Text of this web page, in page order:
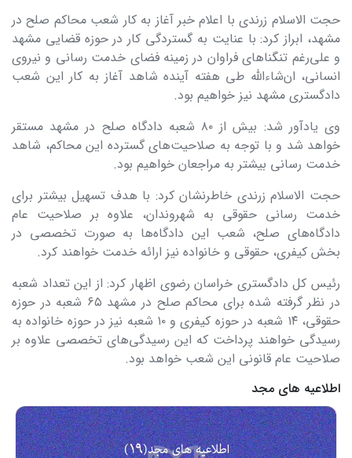
حجت الاسلام زرندی با اعلام خبر آغاز به کار شعب محاکم صلح در
مشهد، ابراز کرد: با عنایت به گستردگی کار در حوزه قضایی مشهد
و علی‌رغم تنگناهای فراوان در زمینه فضای خدمت رسانی و نیروی
انسانی، ان‌شاءالله طی هفته آینده شاهد آغاز به کار این شعب
دادگستری مشهد نیز خواهیم بود.
وی یادآور شد: بیش از ۸۰ شعبه دادگاه صلح در مشهد مستقر
خواهد شد و با توجه به صلاحیت‌های گسترده این محاکم، شاهد
خدمت رسانی بیشتر به مراجعان خواهیم بود.
حجت الاسلام زرندی خاطرنشان کرد: با هدف تسهیل بیشتر برای
خدمت رسانی حقوقی به شهروندان، علاوه بر صلاحیت عام
دادگاه‌های صلح، شعب این دادگاه‌ها به صورت تخصصی در
بخش کیفری، حقوقی و خانواده نیز ارائه خدمت خواهند کرد.
رئیس کل دادگستری خراسان رضوی اظهار کرد: از این تعداد شعبه
در نظر گرفته شده برای محاکم صلح در مشهد ۶۵ شعبه در حوزه
حقوقی، ۱۴ شعبه در حوزه کیفری و ۱۰ شعبه نیز در حوزه خانواده به
رسیدگی خواهند پرداخت که این رسیدگی‌های تخصصی علاوه بر
صلاحیت عام قانونی این شعب خواهد بود.
اطلاعیه های مجد